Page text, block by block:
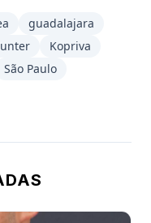
guadalajara
Kopriva
São Paulo